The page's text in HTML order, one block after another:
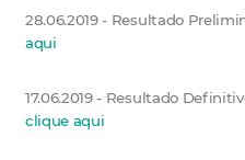
28.06.2019 - Resultado
aqui
17.06.2019 - Resultado
clique aqui